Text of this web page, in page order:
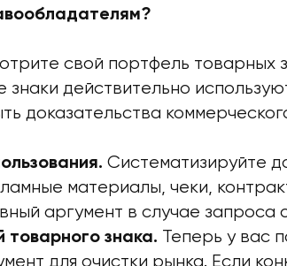
свой портфель товарных
знаки действительно
доказательства
Систематизируйте
материалы, чеки,
аргумент в случае запроса
знака. Теперь у вас
для очистки рынка. Если